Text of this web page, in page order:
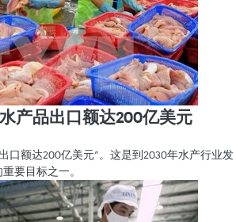
产品出口额达200亿美元
口额达200亿美元”。这是到2030年水产行业发
要目标之一。